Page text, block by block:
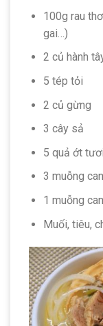
100g rau
gai…)
2 củ hành
5 tép tỏi
2 củ gừng
3 cây sả
5 quả ớt tươi
3 muỗng
1 muỗng
Muối, tiêu,